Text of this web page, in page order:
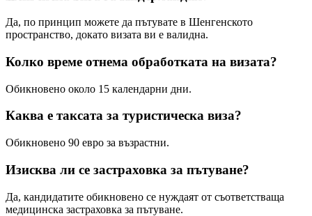
Да, по принцип можете да пътувате в Шенгенското
пространство, докато визата ви е валидна.
Колко време отнема обработката на визата?
Обикновено около 15 календарни дни.
Каква е таксата за туристическа виза?
Обикновено 90 евро за възрастни.
Изисква ли се застраховка за пътуване?
Да, кандидатите обикновено се нуждаят от съответстваща
медицинска застраховка за пътуване.